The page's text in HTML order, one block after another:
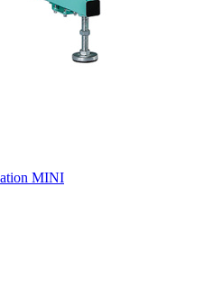
MINI